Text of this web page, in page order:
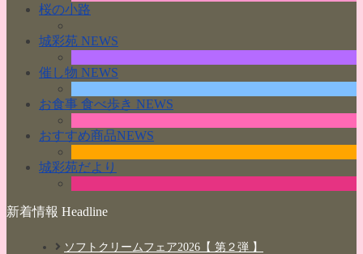
桜の小路
城彩苑 NEWS
催し物 NEWS
お食事 食べ歩き NEWS
おすすめ商品NEWS
城彩苑だより
新着情報 Headline
ソフトクリームフェア2026【 第２弾 】